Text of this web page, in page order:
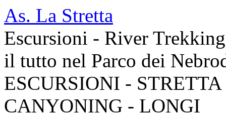
As. La Stretta
Escursioni - River
il tutto nel Parco dei
ESCURSIONI -
CANYONING - LONGI